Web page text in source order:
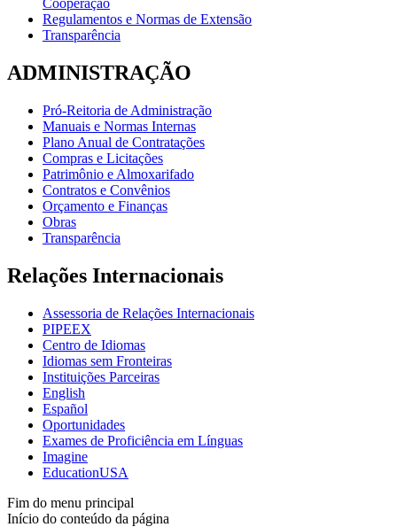
Cooperação
Regulamentos e Normas de Extensão
Transparência
ADMINISTRAÇÃO
Pró-Reitoria de Administração
Manuais e Normas Internas
Plano Anual de Contratações
Compras e Licitações
Patrimônio e Almoxarifado
Contratos e Convênios
Orçamento e Finanças
Obras
Transparência
Relações Internacionais
Assessoria de Relações Internacionais
PIPEEX
Centro de Idiomas
Idiomas sem Fronteiras
Instituições Parceiras
English
Español
Oportunidades
Exames de Proficiência em Línguas
Imagine
EducationUSA
Fim do menu principal
Início do conteúdo da página